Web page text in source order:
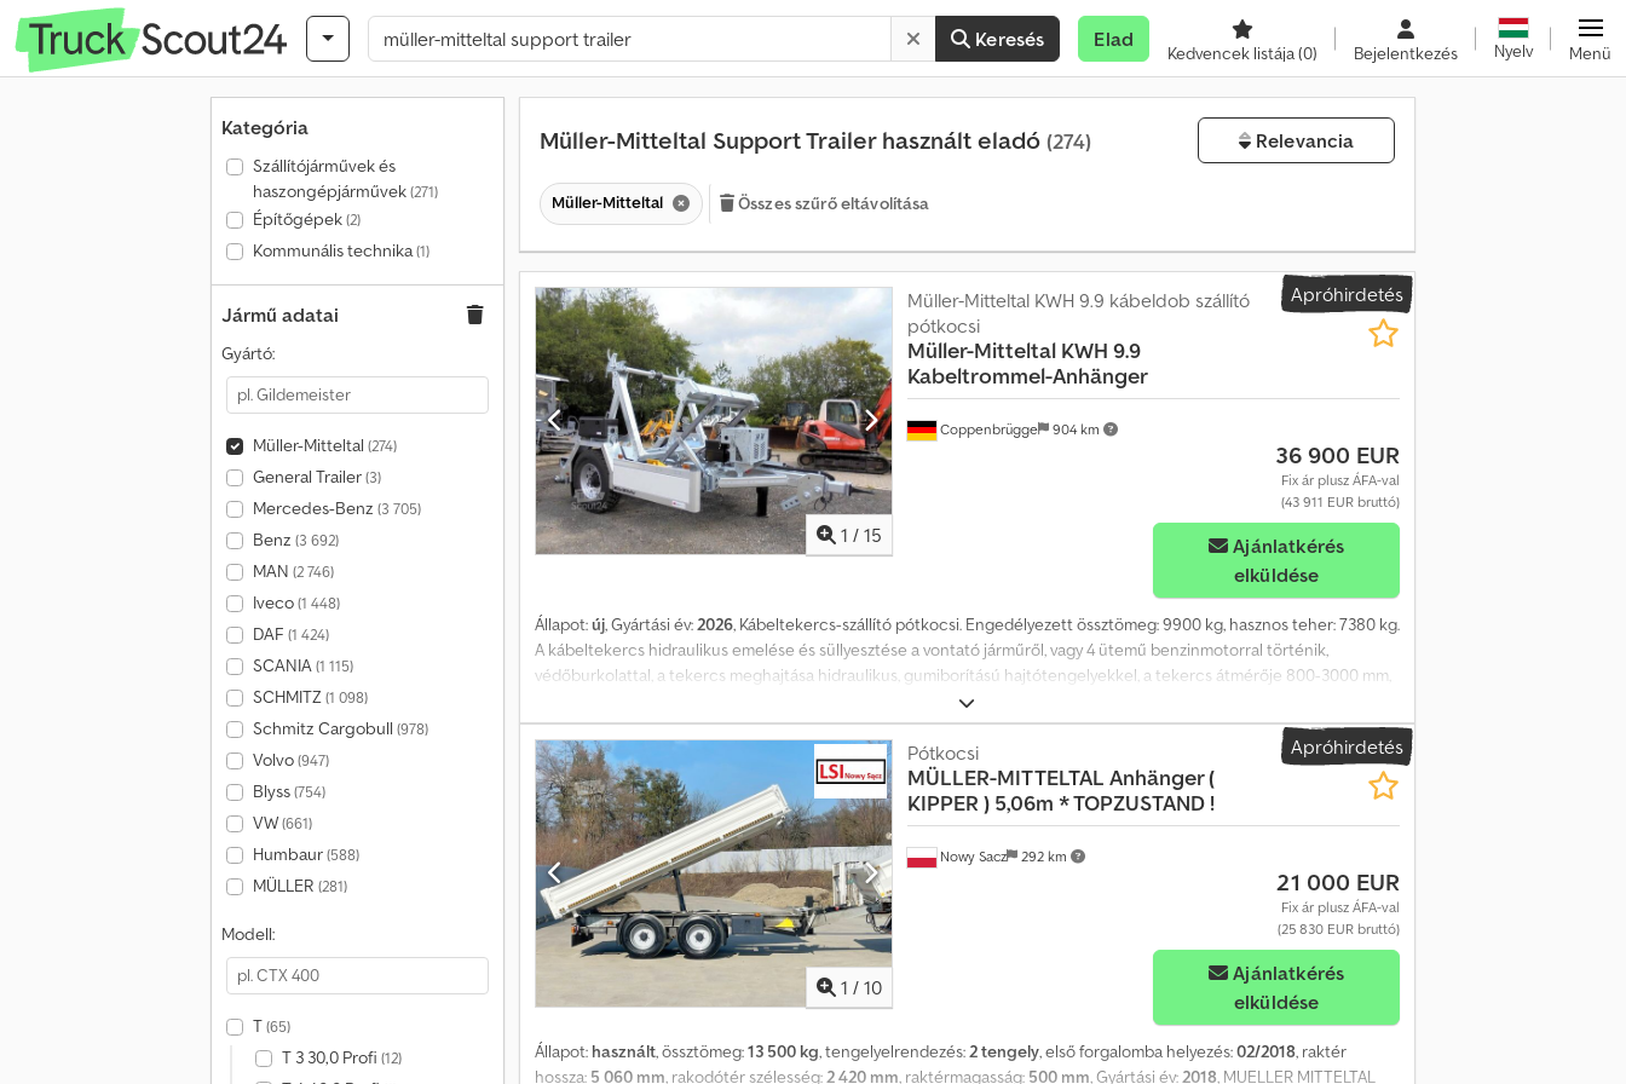
Keresés Elad
Kedvencek listája(0) Bejelentkezés Nyelv Menü
Kategória
Szállítójárművek és
haszongépjárművek(271)
Építőgépek(2)
Kommunális technika(1)
Jármű adatai
Gyártó:
Müller-Mitteltal (274)
General Trailer(3)
Mercedes-Benz (3 705)
Benz (3 692)
MAN (2 746)
Iveco(1 448)
DAF (1 424)
SCANIA(1 115)
SCHMITZ(1 098)
Schmitz Cargobull (978)
Volvo(947)
Blyss(754)
VW(661)
Humbaur(588)
MÜLLER (281)
Modell:
T(65)
T 3 30,0 Profi (12)
Müller-Mitteltal Support Trailer használt eladó (274) Relevancia
Müller-Mitteltal Összes szűrő eltávolítása
Apróhirdetés
1 / 15
Coppenbrügge 904 km
Müller-Mitteltal KWH 9.9 kábeldob szállító
pótkocsi
Müller-Mitteltal KWH 9.9
Kabeltrommel-Anhänger
36 900 EUR
Fix ár plusz ÁFA-val
(43 911 EUR bruttó)
Ajánlatkérés
elküldése
Állapot:új, Gyártási év: 2026, Kábeltekercs-szállító pótkocsi. Engedélyezett össztömeg: 9900 kg, hasznos teher: 7380 kg.
A kábeltekercs hidraulikus emelése és süllyesztése a vontató járműről, vagy 4 ütemű benzinmotorral történik,
védőburkolattal, a tekercs meghajtása hidraulikus, gumiborítású hajtótengelyekkel, a tekercs átmérője 800-3000 mm,
a tekercs szélessége legfeljebb 1650 mm, központosító kúpos elemek a kábeltekercsekhez. Kétfokozatú, elöl található
támasztócsörlő, kinyitható hátsó támasztó. BPW tengely, EBS, laprugós felfüggesztés, gumiabroncsok: 315-80R22.5,
guminyomás-ellenőrzés. Vonófej, 40 mm-es, magasságban állítható, 2 vezetékes légfék, 12+24 V-os LED világítás.
Szerszámtároló. A jármű teljesen tűzihorganyzott. Új jármű, gyári garanciával. = További információk = Üres súly: 2520 kg
Rakodóteher: 7380 kg Engedélyezett össztömeg: 9900 kg Hátsó gumiabroncsok állapota: 100 Első gumiabroncsok:
315-80R22.5 Hátsó gumiabroncsok: 315-80R22.5 Gyártási ország: DE További információkért forduljon Jan-Marc
Schwickerthez. Codpfezp Dnbox Am Esha
Apróhirdetés
1 / 10
Nowy Sacz 292 km
Pótkocsi
MÜLLER-MITTELTAL Anhänger (
KIPPER ) 5,06m * TOPZUSTAND !
21 000 EUR
Fix ár plusz ÁFA-val
(25 830 EUR bruttó)
Ajánlatkérés
elküldése
Állapot: használt, össztömeg:13 500 kg, tengelyelrendezés:2 tengely, első forgalomba helyezés:02/2018, raktér
hossza: 5 060 mm, rakodótér szélesség:2 420 mm, raktérmagasság: 500 mm, Gyártási év:2018, MUELLER MITTELTAL
É
r
t
é
k
v
o
n
t
a
t
ö
b
b
i
i
ó